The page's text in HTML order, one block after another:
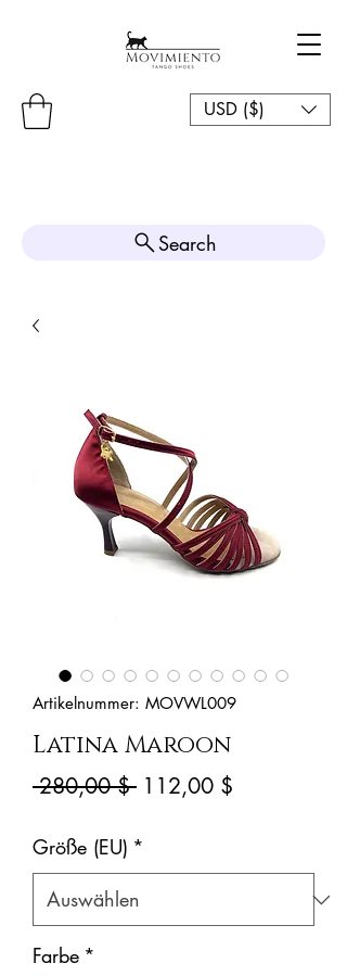
USD ($)
Search
Artikelnummer: MOVWL009
Latina Maroon
280,00 $ Standardpreis
112,00 $
Größe (EU) *
Farbe *